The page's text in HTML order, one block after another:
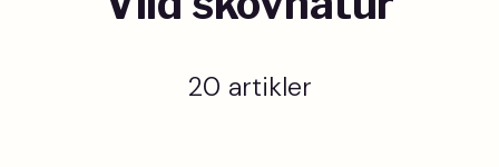
20 artikler